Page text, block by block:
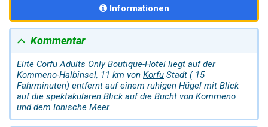
Informationen
Kommentar
Elite Corfu Adults Only Boutique-Hotel liegt auf der
Kommeno-Halbinsel, 11 km von Korfu Stadt ( 15
Fahrminuten) entfernt auf einem ruhigen Hügel mit Blick
auf die spektakulären Blick auf die Bucht von Kommeno
und dem Ionische Meer.